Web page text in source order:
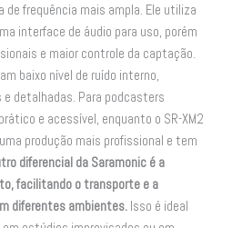
de frequência mais ampla. Ele utiliza
interface de áudio para uso, porém
e maior controle da captação.
baixo nível de ruído interno,
detalhadas. Para podcasters
e acessível, enquanto o SR-XM2
produção mais profissional e tem
diferencial da Saramonic é a
facilitando o transporte e a
diferentes ambientes. Isso é ideal